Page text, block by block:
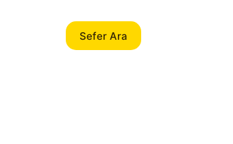
Sefer Ara